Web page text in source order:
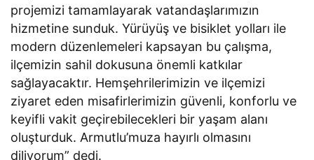
projemizi tamamlayarak vatandaşlarımızın
hizmetine sunduk. Yürüyüş ve bisiklet yolları ile
modern düzenlemeleri kapsayan bu çalışma,
ilçemizin sahil dokusuna önemli katkılar
sağlayacaktır. Hemşehrilerimizin ve ilçemizi
ziyaret eden misafirlerimizin güvenli, konforlu ve
keyifli vakit geçirebilecekleri bir yaşam alanı
oluşturduk. Armutlu’muza hayırlı olmasını
diliyorum” dedi.